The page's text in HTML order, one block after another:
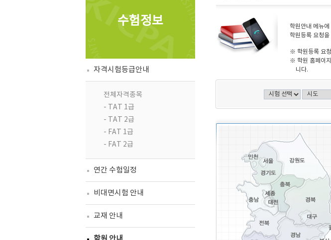
수험정보
자격시험등급안내
전체자격종목
- TAT 1급
- TAT 2급
- FAT 1급
- FAT 2급
연간 수험일정
비대면시험 안내
교재 안내
학원안내 메뉴에
학원등록 요청
※ 학원등록 요
※ 학원 홈페이지
니다.